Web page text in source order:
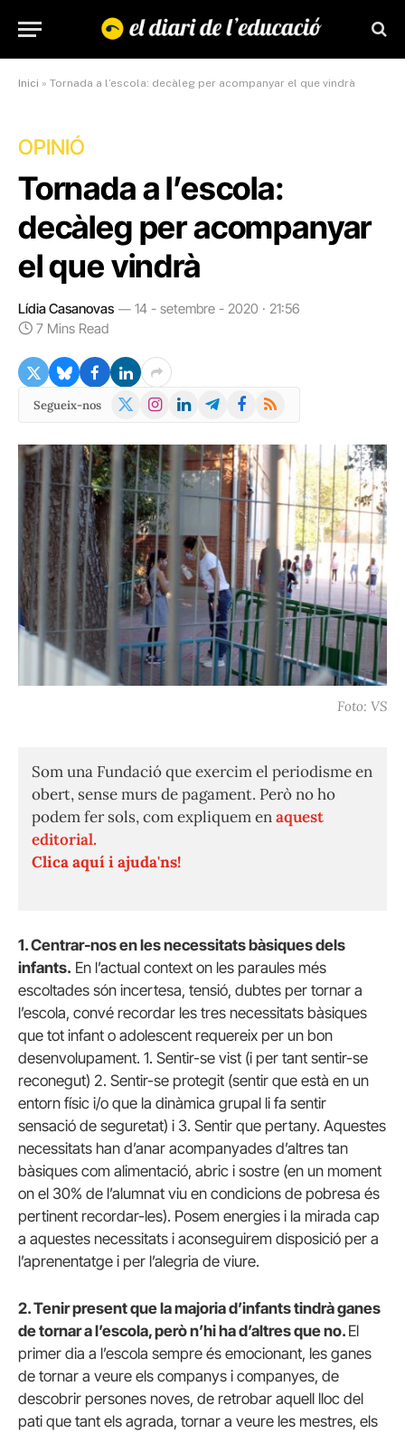
Inici » Tornada a l’escola: decàleg per acompanyar el que vindrà
OPINIÓ
Tornada a l’escola:
decàleg per acompanyar
el que vindrà
Lídia Casanovas
14 - setembre - 2020 · 21:56
7 Mins Read
Segueix-nos
X
Instagram
LinkedInTelegramFacebook
RSS
Foto: VS
Som una Fundació que exercim el periodisme en
obert, sense murs de pagament. Però no ho
podem fer sols, com expliquem enaquest
editorial.
Clica aquí i ajuda'ns!
1. Centrar-nos en les necessitats bàsiques dels
infants. En l’actual context on les paraules més
escoltades són incertesa, tensió, dubtes per tornar a
l’escola, convé recordar les tres necessitats bàsiques
que tot infant o adolescent requereix per un bon
desenvolupament. 1. Sentir-se vist (i per tant sentir-se
reconegut) 2. Sentir-se protegit (sentir que està en un
entorn físic i/o que la dinàmica grupal li fa sentir
sensació de seguretat) i 3. Sentir que pertany. Aquestes
necessitats han d’anar acompanyades d’altres tan
bàsiques com alimentació, abric i sostre (en un moment
on el 30% de l’alumnat viu en condicions de pobresa és
pertinent recordar-les). Posem energies i la mirada cap
a aquestes necessitats i aconseguirem disposició per a
l’aprenentatge i per l’alegria de viure.
2. Tenir present que la majoria d’infants tindrà ganes
de tornar a l’escola, però n’hi ha d’altres que no. El
primer dia a l’escola sempre és emocionant, les ganes
de tornar a veure els companys i companyes, de
descobrir persones noves, de retrobar aquell lloc del
pati que tant els agrada, tornar a veure les mestres, els